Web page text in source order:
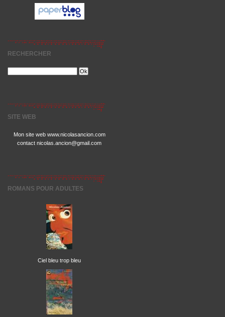
RECHERCHER
SITE WEB
Mon site web www.nicolasancion.com
contact nicolas.ancion@gmail.com
ROMANS POUR ADULTES
Ciel bleu trop bleu